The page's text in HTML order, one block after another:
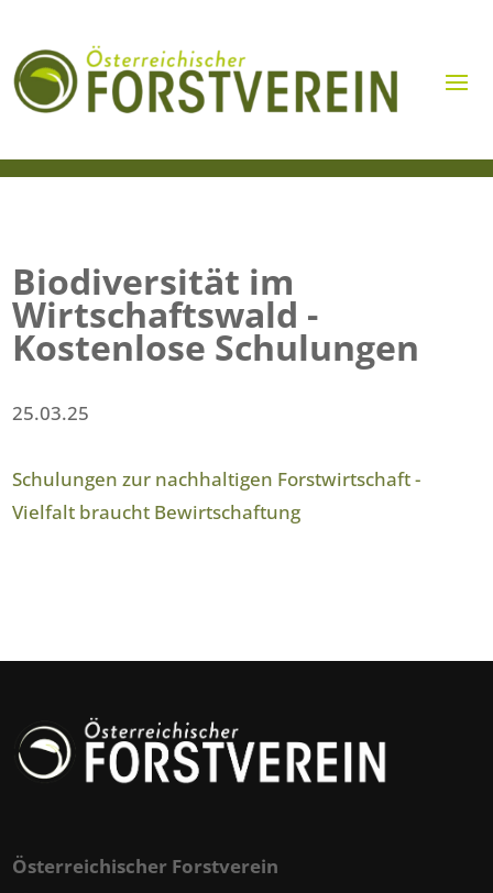
Biodiversität im
Wirtschaftswald -
Kostenlose Schulungen
25.03.25
Schulungen zur nachhaltigen Forstwirtschaft -
Vielfalt braucht Bewirtschaftung
Österreichischer Forstverein